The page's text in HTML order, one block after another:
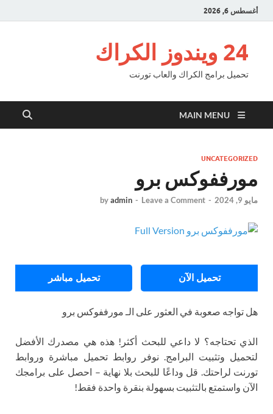
أغسطس 6, 2026
24 ويندوز الكراك
تحميل برامج الكراك والعاب تورنت
MAIN MENU
UNCATEGORIZED
مورففوكس برو
مايو 9, 2024 -
byadmin - Leave a Comment
تحميل الآن تحميل مباشر
هل تواجه صعوبة في العثور على الـ مورففوكس برو
الذي تحتاجه؟ لا داعي للبحث أكثر! هذه هي مصدرك الأفضل
لتحميل وتثبيت البرامج. نوفر روابط تحميل مباشرة وروابط
تورنت لراحتك. قل وداعًا للبحث بلا نهاية – احصل على برامجك
الآن واستمتع بالتثبيت بسهولة بنقرة واحدة فقط!